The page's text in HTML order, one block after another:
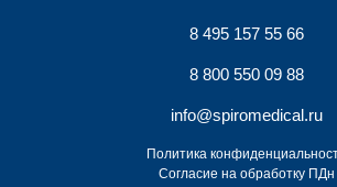
8 495 157 55 66
8 800 550 09 88
info@spiromedical.ru
Политика
Согласие на обработку ПДн